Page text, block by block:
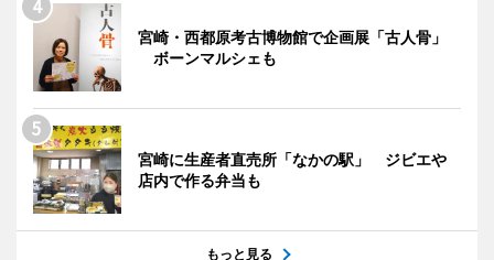
宮崎・西都原考古博物館で企画展「古人骨」
ボーンマルシェも
宮崎に生産者直売所「なかの駅」 ジビエや
店内で作る弁当も
もっと見る